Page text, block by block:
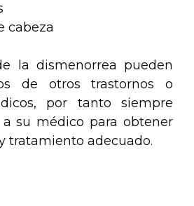
cabeza
la dismenorrea pueden
de otros trastornos o
por tanto siempre
su médico para obtener
tratamiento adecuado.